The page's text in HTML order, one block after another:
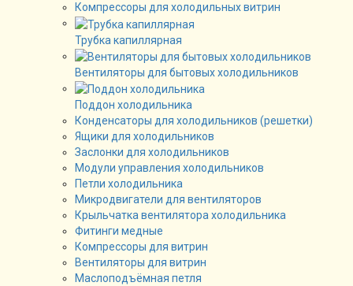
Компрессоры для холодильных витрин
Трубка капиллярная
Вентиляторы для бытовых холодильников
Поддон холодильника
Конденсаторы для холодильников (решетки)
Ящики для холодильников
Заслонки для холодильников
Модули управления холодильников
Петли холодильника
Микродвигатели для вентиляторов
Крыльчатка вентилятора холодильника
Фитинги медные
Компрессоры для витрин
Вентиляторы для витрин
Маслоподъёмная петля